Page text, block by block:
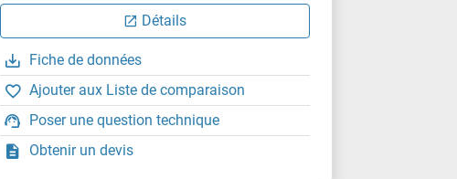
Détails
Fiche de données
Ajouter aux Liste de comparaison
Poser une question technique
Obtenir un devis